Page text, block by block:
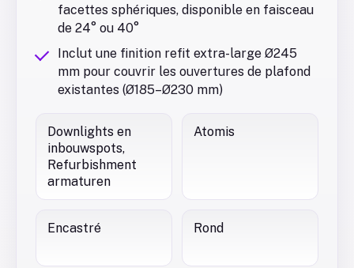
facettes sphériques, disponible en faisceau
de 24° ou 40°
Inclut une finition refit extra-large Ø245
mm pour couvrir les ouvertures de plafond
existantes (Ø185–Ø230 mm)
Downlights en
inbouwspots,
Refurbishment
armaturen
Atomis
Encastré Rond